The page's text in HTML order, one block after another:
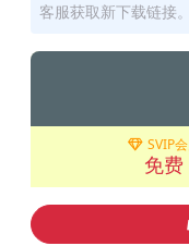
客服获取新下载链接。
SVIP
免费